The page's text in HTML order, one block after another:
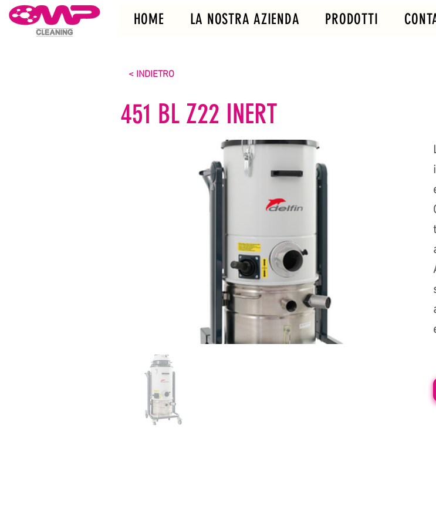
HOME LA NOSTRA AZIENDA PRODOTTI
< INDIETRO
451 BL Z22 INERT